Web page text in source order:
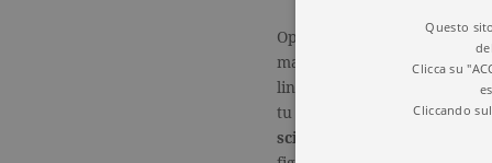
Oppure, quando pensavi
massello da milleottocento
lino e una soave sinfonia a
tu guardavi
Grey’s
scimmiette che saltavano
Questo
Clicca su
Cliccando